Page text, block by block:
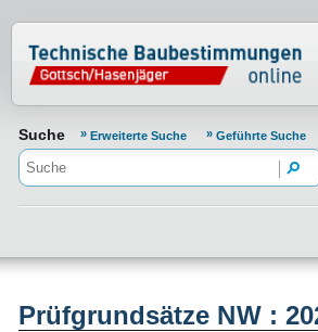
Normenportal
Suche Erweiterte Suche Geführte Suche
Prüfgrundsätze NW :